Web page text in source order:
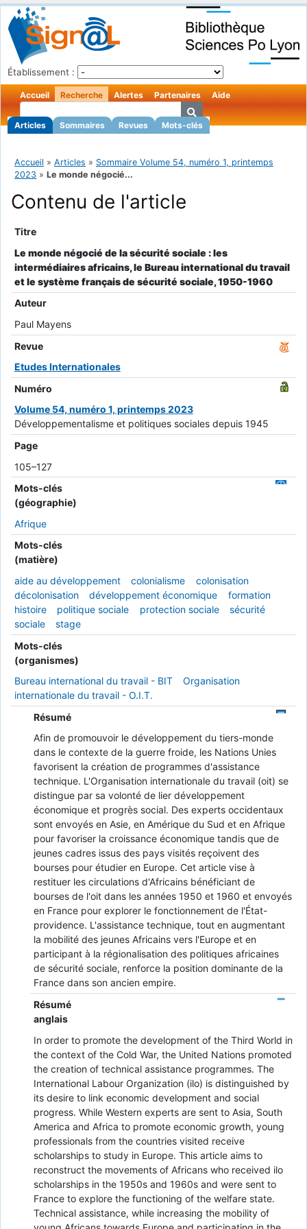
Établissement :
Accueil Recherche
Articles Sommaires Revues Mots-clés
Alertes Partenaires Aide
Accueil » Articles » Sommaire Volume 54, numéro 1, printemps
2023 » Le monde négocié...
Contenu de l'article
Titre
Le monde négocié de la sécurité sociale : les
intermédiaires africains, le Bureau international du travail
et le système français de sécurité sociale, 1950-1960
Auteur
Paul Mayens
Revue
Etudes Internationales
Numéro
Volume 54, numéro 1, printemps 2023
Développementalisme et politiques sociales depuis 1945
Page
105–127
Mots-clés
(géographie)
Afrique
Mots-clés
(matière)
aide au développement
colonialisme
colonisation
décolonisation
développement économique
formation
histoire
politique sociale protection sociale
sécurité
sociale
stage
Mots-clés
(organismes)
Bureau international du travail - BIT
Organisation
internationale du travail - O.I.T.
Résumé
Afin de promouvoir le développement du tiers-monde
dans le contexte de la guerre froide, les Nations Unies
favorisent la création de programmes d'assistance
technique. L'Organisation internationale du travail (oit) se
distingue par sa volonté de lier développement
économique et progrès social. Des experts occidentaux
sont envoyés en Asie, en Amérique du Sud et en Afrique
pour favoriser la croissance économique tandis que de
jeunes cadres issus des pays visités reçoivent des
bourses pour étudier en Europe. Cet article vise à
restituer les circulations d'Africains bénéficiant de
bourses de l'oit dans les années 1950 et 1960 et envoyés
en France pour explorer le fonctionnement de l'État-
providence. L'assistance technique, tout en augmentant
la mobilité des jeunes Africains vers l'Europe et en
participant à la régionalisation des politiques africaines
de sécurité sociale, renforce la position dominante de la
France dans son ancien empire.
Résumé
anglais
In order to promote the development of the Third World in
the context of the Cold War, the United Nations promoted
the creation of technical assistance programmes. The
International Labour Organization (ilo) is distinguished by
its desire to link economic development and social
progress. While Western experts are sent to Asia, South
America and Africa to promote economic growth, young
professionals from the countries visited receive
scholarships to study in Europe. This article aims to
reconstruct the movements of Africans who received ilo
scholarships in the 1950s and 1960s and were sent to
France to explore the functioning of the welfare state.
Technical assistance, while increasing the mobility of